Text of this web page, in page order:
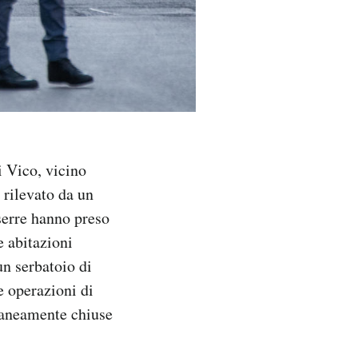
Vico, vicino
da un
hanno preso
abitazioni
serbatoio di
operazioni di
chiuse